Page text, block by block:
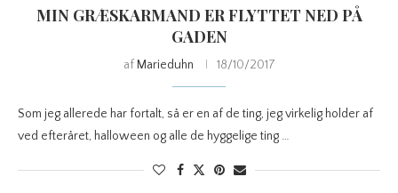
MIN GRÆSKARMAND ER FLYTTET NED PÅ
GADEN
af Marieduhn 18/10/2017
Som jeg allerede har fortalt, så er en af de ting, jeg virkelig holder af
ved efteråret, halloween og alle de hyggelige ting …